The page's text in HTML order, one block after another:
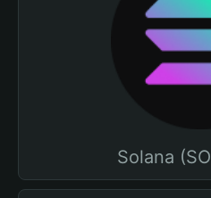
Solana